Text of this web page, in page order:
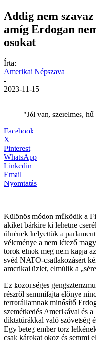
Addig nem
amíg Erdogan
osokat
Írta:
Amerikai Népszava
-
2023-11-15
"Jól van, szerelmes, hű
Facebook
X
Pinterest
WhatsApp
Linkedin
Email
Nyomtatás
Különös módon működik a
akiket bárkire ki lehetne
ülnének helyettük a
véleménye a nem létező
török elnök meg nem kapja
svéd NATO-csatlakozásért
amerikai üzlet, elmúlik a
Ez közönséges
részről semmifajta előnye
terrorállamnak minősítő
szemétkedés Amerikával és
diktatúrákkal való szövetség
Egy beteg ember torz
csak károkat okoz és semmi